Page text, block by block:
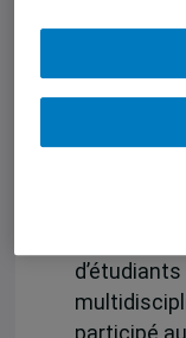
protection
Pour cette
étudiants
sciences
science